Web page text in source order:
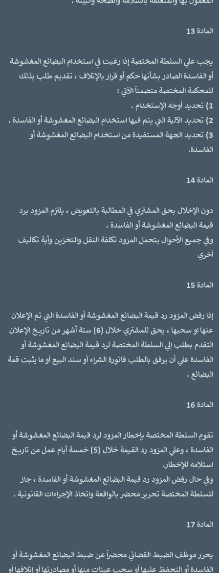
المادة 13
يجب علي السلطة المختصة إذا رغبت في استخدام البضائع المغشوشة
أو الفاسدة الصادر بشأنها حكم أو قرار بالإتلاف ، تقديم طلب بذلك
للمحكمة المختصة متضمناً الآتي :
1) تحديد أوجه الإستخدام .
2) تحديد الآلية التي يتم فيها استخدام البضائع المغشوشة أو الفاسدة .
3) تحديد الجهة المستفيدة من استخدام البضائع المغشوشة أو
الفاسدة.
المادة 14
دون الإخلال بحق المشتري في المطالبة بالتعويض ، يلتزم المزود برد
قيمة البضائع المغشوشة أو الفاسدة .
وفي جميع الأحوال يتحمل المزود تكلفة النقل والتخزين وأية تكاليف
أخري
المادة 15
إذا رفض المزود رد قيمة البضائع المغشوشة أو الفاسدة التي تم الإعلان
عنها او سحبها ، يحق للمشتري خلال (6) ستة أشهر من تاريخ الإعلان
التقدم بطلب إلي السلطة المختصة لرد قيمة البضائع المغشوشة أو
الفاسدة علي أن يرفق بالطلب فاتورة الشراء أو سند البيع أو ما يثبت قمة
البضائع .
المادة 16
تقوم السلطة المختصة بإخطار المزود لرد قيمة البضائع المغشوشة أو
الفاسدة ، وعلي المزود رد القيمة خلال (5) خمسة أيام عمل من تاريخ
استلامه للإخطار.
وفي حال رفض المزود رد قيمة البضائع المغشوشة أو الفاسدة ، جاز
للسلطة المختصة تحرير محضر بالواقعة واتخاذ الإجراءات القانونية .
المادة 17
يحرر موظف الضبط القضائي محضراً عن ضبط البضائع المغشوشة أو
الفاسدة أو التحفظ عليها أو سحب عينات منها أو مصادرتها أو إتلافها أو